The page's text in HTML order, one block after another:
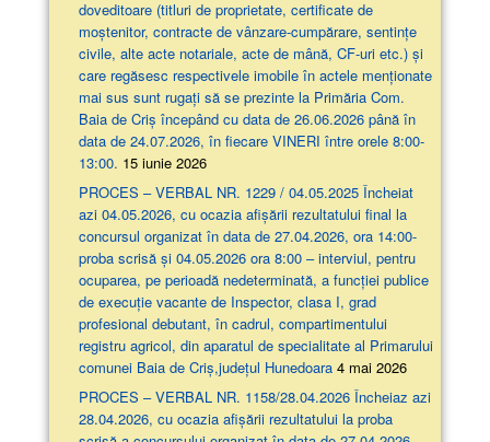
doveditoare (titluri de proprietate, certificate de
moștenitor, contracte de vânzare-cumpărare, sentințe
civile, alte acte notariale, acte de mână, CF-uri etc.) și
care regăsesc respectivele imobile în actele menționate
mai sus sunt rugați să se prezinte la Primăria Com.
Baia de Criș începând cu data de 26.06.2026 până în
data de 24.07.2026, în fiecare VINERI între orele 8:00-
13:00. 15 iunie 2026
PROCES – VERBAL NR. 1229 / 04.05.2025 Încheiat
azi 04.05.2026, cu ocazia afişării rezultatului final la
concursul organizat în data de 27.04.2026, ora 14:00-
proba scrisă şi 04.05.2026 ora 8:00 – interviul, pentru
ocuparea, pe perioadă nedeterminată, a funcției publice
de execuție vacante de Inspector, clasa I, grad
profesional debutant, în cadrul, compartimentului
registru agricol, din aparatul de specialitate al Primarului
comunei Baia de Criș,județul Hunedoara 4 mai 2026
PROCES – VERBAL NR. 1158/28.04.2026 Încheiaz azi
28.04.2026, cu ocazia afişării rezultatului la proba